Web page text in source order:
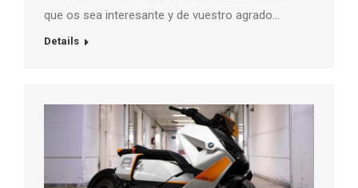
que os sea interesante y de vuestro agrado…
Details